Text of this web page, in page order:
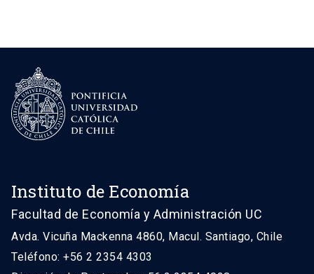
Instituto de Economía
Facultad de Economía y Administración UC
Avda. Vicuña Mackenna 4860, Macul. Santiago, Chile
Teléfono: +56 2 2354 4303